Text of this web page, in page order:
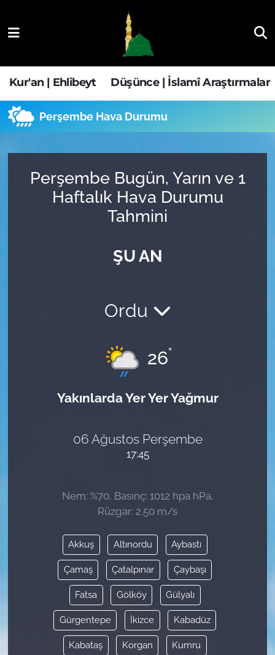
Kur'an | Ehlibeyt Düşünce | İslamî Araştırmalar
Perşembe Hava Durumu
Perşembe Bugün, Yarın ve 1
Haftalık Hava Durumu
Tahmini
ŞU AN
Ordu
26°
Yakınlarda Yer Yer Yağmur
06 Ağustos Perşembe
17:45
Nem: %70, Basınç: 1012 hpa hPa,
Rüzgar: 2.50 m/s
Akkuş Altınordu Aybastı
Çamaş Çatalpınar Çaybaşı
Fatsa Gölköy Gülyalı
Gürgentepe İkizce Kabadüz
Kabataş Korgan Kumru
Düşünce | İslamî Araştırmalar
Ehla-Der Haber
Fıkıh | Ahkam
Hava Durumu
Trafik Durumu
Tüm Manşetler
Son Dakika Haberleri